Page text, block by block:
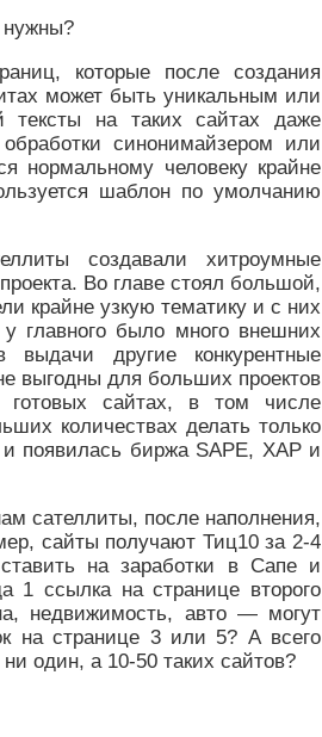
нужны?
которые после создания
может быть уникальным или
тексты на таких сайтах даже
синонимайзером или
нормальному человеку крайне
шаблон по умолчанию
создавали хитроумные
Во главе стоял большой,
крайне узкую тематику и с них
главного было много внешних
другие конкурентные
выгодны для больших проектов
сайтах, в том числе
количествах делать только
и появилась биржа SAPE, ХАР и
сателлиты, после наполнения,
сайты получают Тиц10 за 2-4
на заработки в Сапе и
1 ссылка на странице второго
недвижимость, авто — могут
на странице 3 или 5? А всего
один, а 10-50 таких сайтов?